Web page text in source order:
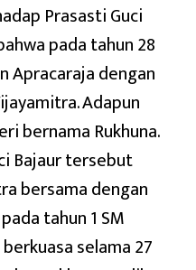
Prasasti Guci
pada tahun 28
Apracaraja dengan
Adapun
bernama Rukhuna.
Bajaur tersebut
bersama dengan
tahun 1 SM
selama 27